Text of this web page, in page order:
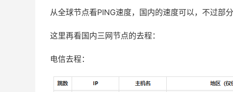
从全球节点看PING速度，国内的速度可以，不过部分
这里再看国内三网节点的去程：
电信去程：